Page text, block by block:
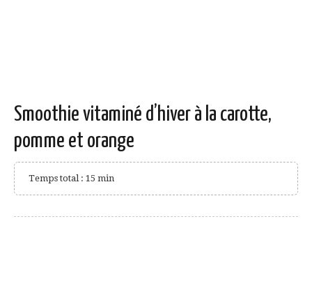
Smoothie vitaminé d’hiver à la carotte,
pomme et orange
Temps total : 15 min